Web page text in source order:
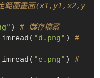
範圍畫面(x1,y1,x2,y
) # 儲存檔案
"d.png" ) #
"e.png" ) #